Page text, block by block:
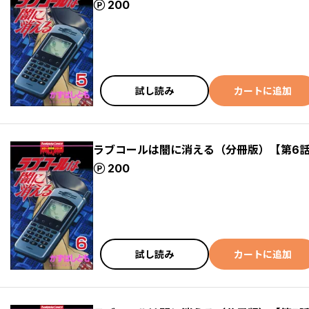
200
ポイント
試し読み カートに追加
ラブコールは闇に消える（分冊版）【第
200
ポイント
試し読み カートに追加